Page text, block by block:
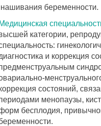
беременности.
Медицинская
категории,
и коррекция
состояний,
менопаузы,
бесплодия,